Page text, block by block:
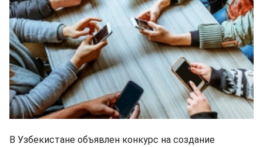
В Узбекистане объявлен конкурс на создание